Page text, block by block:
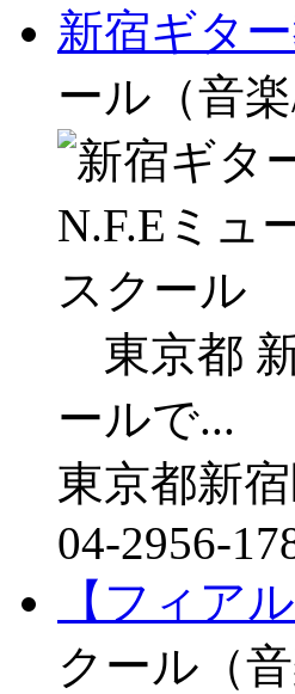
新宿ギタ
ール（音楽
東京都
ールで...
東京都新
04-2956-
【フィア
クール（